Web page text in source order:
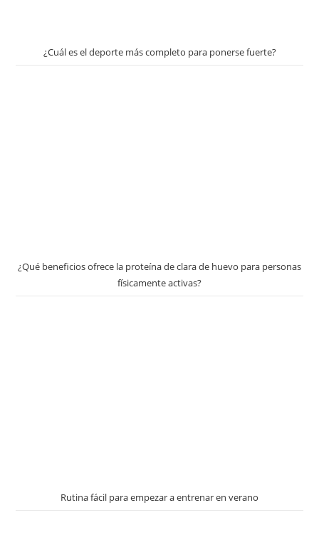
¿Cuál es el deporte más completo para ponerse fuerte?
¿Qué beneficios ofrece la proteína de clara de huevo para personas
físicamente activas?
Rutina fácil para empezar a entrenar en verano